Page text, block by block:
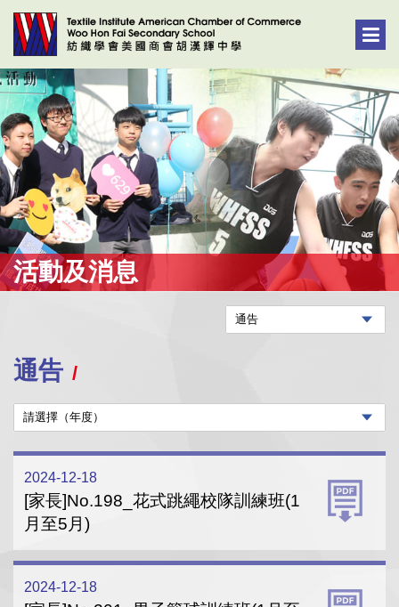
活動及消息
通告
2024-12-18
[家長]No.198_花式跳繩校隊訓練班(1
月至5月)
2024-12-18